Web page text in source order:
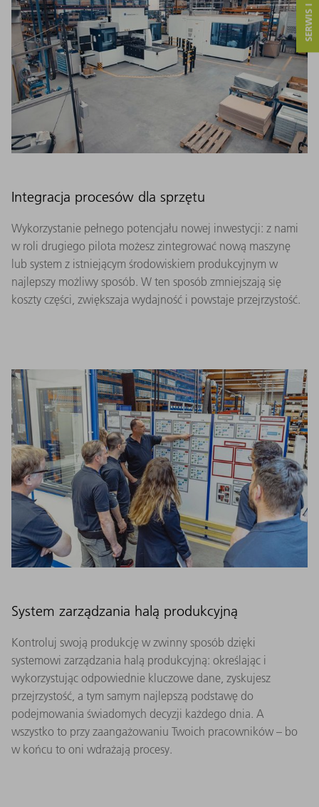
Integracja procesów dla sprzętu
Wykorzystanie pełnego potencjału nowej inwestycji: z nami
w roli drugiego pilota możesz zintegrować nową maszynę
lub system z istniejącym środowiskiem produkcyjnym w
najlepszy możliwy sposób. W ten sposób zmniejszają się
koszty części, zwiększaja wydajność i powstaje przejrzystość.
System zarządzania halą produkcyjną
Kontroluj swoją produkcję w zwinny sposób dzięki
systemowi zarządzania halą produkcyjną: określając i
wykorzystując odpowiednie kluczowe dane, zyskujesz
przejrzystość, a tym samym najlepszą podstawę do
podejmowania świadomych decyzji każdego dnia. A
wszystko to przy zaangażowaniu Twoich pracowników – bo
w końcu to oni wdrażają procesy.